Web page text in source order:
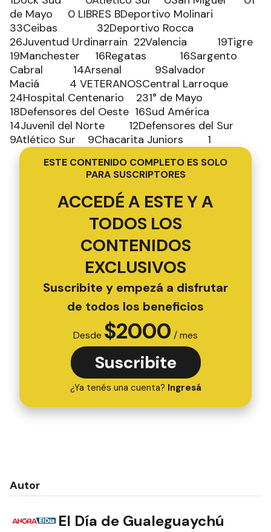
de Mayo 0 LIBRES BDeportivo Molinari
33Ceibas 32Deportivo Rocca
26Juventud Urdinarrain 22Valencia 19Tigre
19Manchester 16Regatas 16Sargento
Cabral 14Arsenal 9Salvador
Maciá 4 VETERANOSCentral Larroque
24Hospital Centenario 231° de Mayo
18Defensores del Oeste 16Sud América
14Juvenil del Norte 12Defensores del Sur
9Atlético Sur 9Chacarita Juniors 1
ESTE CONTENIDO COMPLETO ES SOLO
PARA SUSCRIPTORES
ACCEDÉ A ESTE Y A
TODOS LOS
CONTENIDOS
EXCLUSIVOS
Suscribite y empezá a disfrutar
de todos los beneficios
Desde $2000 / mes
Suscribite
¿Ya tenés una cuenta? Ingresá
Autor
El Día de Gualeguaychú